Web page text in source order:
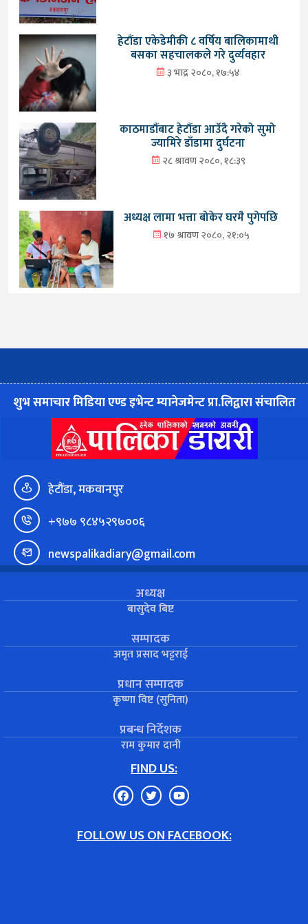
हेटौंडा एकेडेमीकी ८ वर्षिय बालिकामाथी
बसका सहचालकले गरे दुर्व्यवहार
३ भाद्र २०८०, १७:५४
काठमाडौंबाट हेटौंडा आउँदै गरेको सुमो
ज्यामिरे डाँडामा दुर्घटना
२८ श्रावण २०८०, १८:३९
अध्यक्ष लामा भत्ता बोकेर घरमै पुगेपछि
१७ श्रावण २०८०, २१:०५
शुभ समाचार मिडिया एण्ड इभेन्ट म्यानेजमेन्ट प्रा.लिद्वारा संचालित
हेटौंडा, मकवानपुर
+९७७ ९८४५२९७००६
newspalikadiary@gmail.com
अध्यक्ष
बासुदेव बिष्ट
सम्पादक
अमृत प्रसाद भट्टराई
प्रधान सम्पादक
कृष्णा विष्ट (सुनिता)
प्रबन्ध निर्देशक
राम कुमार दानी
FIND US:
FOLLOW US ON FACEBOOK: